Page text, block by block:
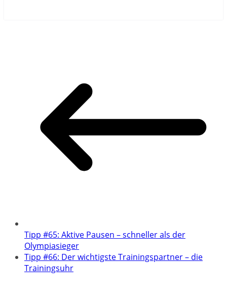
Tipp #65: Aktive Pausen – schneller als der
Olympiasieger
Tipp #66: Der wichtigste Trainingspartner – die
Trainingsuhr